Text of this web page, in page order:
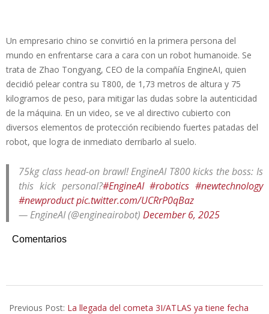
Un empresario chino se convirtió en la primera persona del
mundo en enfrentarse cara a cara con un robot humanoide. Se
trata de Zhao Tongyang, CEO de la compañía EngineAI, quien
decidió pelear contra su T800, de 1,73 metros de altura y 75
kilogramos de peso, para mitigar las dudas sobre la autenticidad
de la máquina. En un video, se ve al directivo cubierto con
diversos elementos de protección recibiendo fuertes patadas del
robot, que logra de inmediato derribarlo al suelo.
75kg class head-on brawl! EngineAI T800 kicks the boss: Is
this kick personal?#EngineAI #robotics #newtechnology
#newproductpic.twitter.com/UCRrP0qBaz
— EngineAI (@engineairobot) December 6, 2025
Comentarios
12-
Previous Post: La llegada del cometa 3I/ATLAS ya tiene fecha